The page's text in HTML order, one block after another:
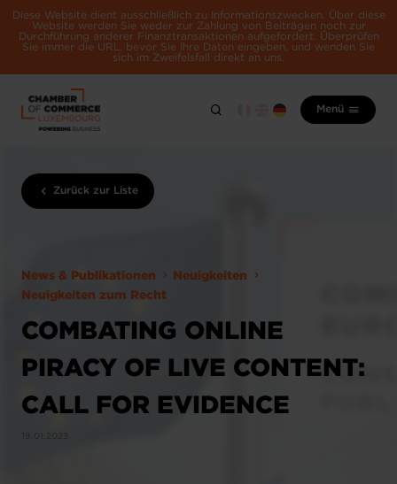
Diese Website dient ausschließlich zu Informationszwecken. Über diese
Website werden Sie weder zur Zahlung von Beiträgen noch zur
Durchführung anderer Finanztransaktionen aufgefordert. Überprüfen
Sie immer die URL, bevor Sie Ihre Daten eingeben, und wenden Sie
sich im Zweifelsfall direkt an uns.
Menü
Zurück zur Liste
News & Publikationen
Neuigkeiten
Neuigkeiten zum Recht
COMBATING ONLINE
PIRACY OF LIVE CONTENT:
CALL FOR EVIDENCE